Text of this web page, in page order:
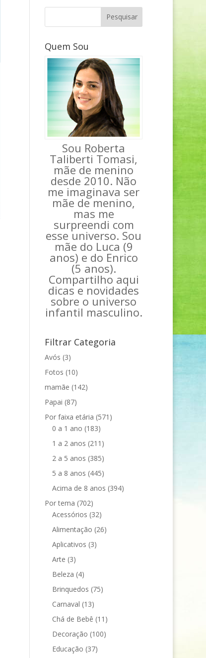
Quem Sou
Sou Roberta
Taliberti Tomasi,
mãe de menino
desde 2010. Não
me imaginava ser
mãe de menino,
mas me
surpreendi com
esse universo. Sou
mãe do Luca (9
anos) e do Enrico
(5 anos).
Compartilho aqui
dicas e novidades
sobre o universo
infantil masculino.
Filtrar Categoria
Avós (3)
Fotos (10)
mamãe (142)
Papai (87)
Por faixa etária (571)
0 a 1 ano (183)
1 a 2 anos (211)
2 a 5 anos (385)
5 a 8 anos (445)
Acima de 8 anos (394)
Por tema (702)
Acessórios (32)
Alimentação (26)
Aplicativos (3)
Arte (3)
Beleza (4)
Brinquedos (75)
Carnaval (13)
Chá de Bebê (11)
Decoração (100)
Educação (37)